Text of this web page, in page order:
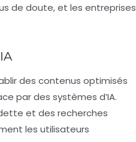
de doute, et les entreprises
des contenus optimisés
par des systèmes d’IA.
et des recherches
les utilisateurs